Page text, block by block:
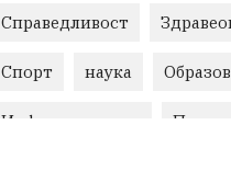
Справедливост
Спорт наука
Инфраструктура Пеевски